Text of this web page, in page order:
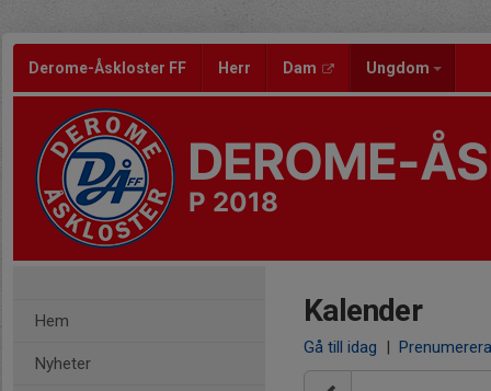
Derome-Åskloster FF Herr Dam Ungdom
DEROME-
P 2018
Hem
Nyheter
Kalender
Gå till idag | Prenumerera